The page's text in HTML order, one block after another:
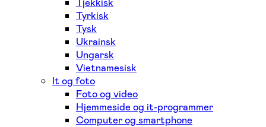
Tyrkisk
Tysk
Ukrainsk
Ungarsk
Vietnamesisk
It og foto
Foto og video
Hjemmeside og it-programmer
Computer og smartphone